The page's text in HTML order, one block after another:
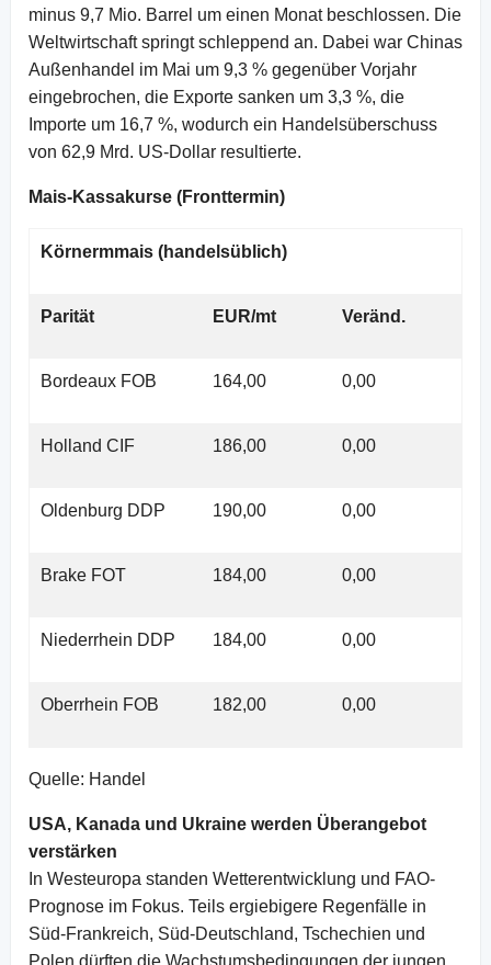
minus 9,7 Mio. Barrel um einen Monat beschlossen. Die
Weltwirtschaft springt schleppend an. Dabei war Chinas
Außenhandel im Mai um 9,3 % gegenüber Vorjahr
eingebrochen, die Exporte sanken um 3,3 %, die
Importe um 16,7 %, wodurch ein Handelsüberschuss
von 62,9 Mrd. US-Dollar resultierte.
Mais-Kassakurse (Fronttermin)
Körnermmais (handelsüblich)
Parität EUR/mt Veränd.
Bordeaux FOB 164,00 0,00
Holland CIF 186,00 0,00
Oldenburg DDP 190,00 0,00
Brake FOT 184,00 0,00
Niederrhein DDP 184,00 0,00
Oberrhein FOB 182,00 0,00
Quelle: Handel
USA, Kanada und Ukraine werden Überangebot
verstärken
In Westeuropa standen Wetterentwicklung und FAO-
Prognose im Fokus. Teils ergiebigere Regenfälle in
Süd-Frankreich, Süd-Deutschland, Tschechien und
Polen dürften die Wachstumsbedingungen der jungen